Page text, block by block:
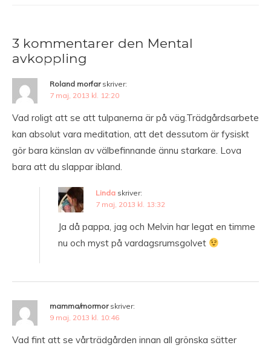
3 kommentarer den Mental
avkoppling
Roland morfar skriver:
7 maj, 2013 kl. 12:20
Vad roligt att se att tulpanerna är på väg.Trädgårdsarbete
kan absolut vara meditation, att det dessutom är fysiskt
gör bara känslan av välbefinnande ännu starkare. Lova
bara att du slappar ibland.
Linda skriver:
7 maj, 2013 kl. 13:32
Ja då pappa, jag och Melvin har legat en timme
nu och myst på vardagsrumsgolvet
mamma/mormor skriver:
9 maj, 2013 kl. 10:46
Vad fint att se vårträdgården innan all grönska sätter